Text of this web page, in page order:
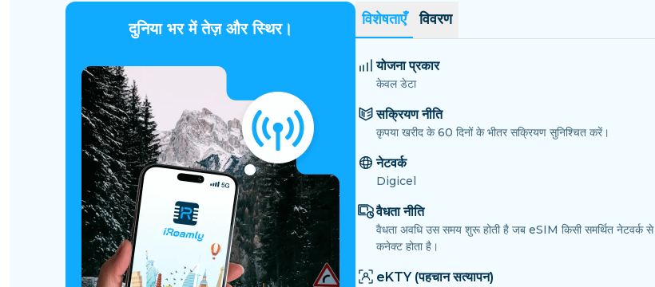
दुनिया भर में तेज़ और स्थिर। विशेषताएँ विवरण
योजना प्रकार
केवल डेटा
सक्रियण नीति
कृपया खरीद के 60 दिनों के भीतर सक्रियण सुनिश्चित करें।
नेटवर्क
Digicel
वैधता नीति
वैधता अवधि उस समय शुरू होती है जब eSIM किसी समर्थित नेटवर्क से
कनेक्ट होता है।
eKTY (पहचान सत्यापन)